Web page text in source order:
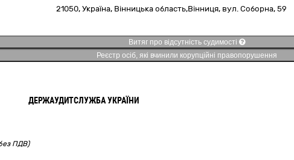
21050, Україна, Вінницька область,Вінниця, вул. Соборна, 59
Витяг про відсутність судимості
Реєстр осіб, які вчинили корупційні правопорушення
ДЕРЖАУДИТСЛУЖБА УКРАЇНИ
ПДВ)